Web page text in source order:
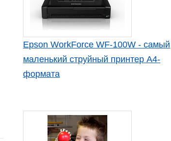
Epson WorkForce WF-100W - самый
маленький струйный принтер А4-
формата